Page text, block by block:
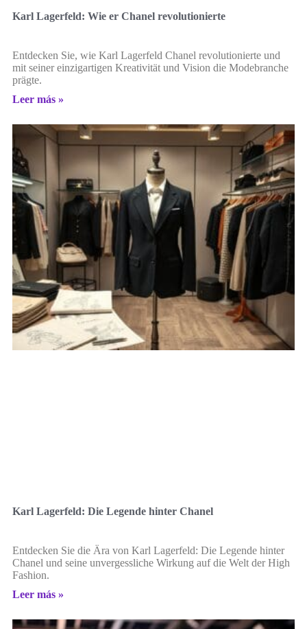
Karl Lagerfeld: Wie er Chanel revolutionierte
Entdecken Sie, wie Karl Lagerfeld Chanel revolutionierte und
mit seiner einzigartigen Kreativität und Vision die Modebranche
prägte.
Leer más »
Karl Lagerfeld: Die Legende hinter Chanel
Entdecken Sie die Ära von Karl Lagerfeld: Die Legende hinter
Chanel und seine unvergessliche Wirkung auf die Welt der High
Fashion.
Leer más »